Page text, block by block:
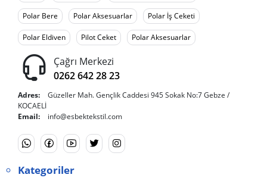
Polar Bere Polar Aksesuarlar Polar İş Ceketi
Polar Eldiven Pilot Ceket Polar Aksesuarlar
Çağrı Merkezi
0262 642 28 23
Adres:
Güzeller Mah. Gençlik Caddesi 945 Sokak No:7 Gebze /
KOCAELİ
Email:
info@esbektekstil.com
Kategoriler